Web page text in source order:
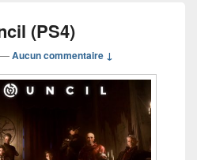
(PS4)
—Aucun commentaire ↓